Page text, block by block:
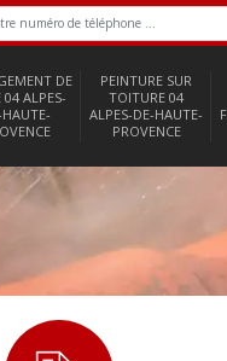
DE
04 ALPES-
HAUTE-
PEINTURE SUR
TOITURE 04
ALPES-DE-HAUTE-
PROVENCE